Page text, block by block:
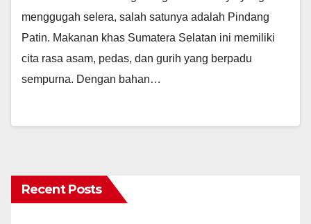
menggugah selera, salah satunya adalah Pindang
Patin. Makanan khas Sumatera Selatan ini memiliki
cita rasa asam, pedas, dan gurih yang berpadu
sempurna. Dengan bahan…
Recent Posts